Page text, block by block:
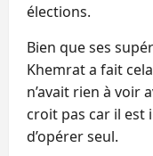
élections.
Bien que ses
Khemrat a fait
n’avait rien à voir
croit pas car il est
d’opérer seul.